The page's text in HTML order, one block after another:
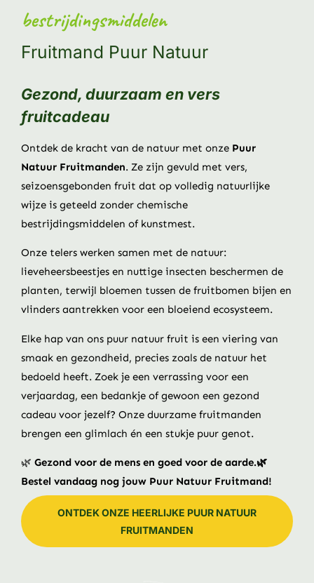
bestrijdingsmiddelen
Fruitmand Puur Natuur
Gezond, duurzaam en vers
fruitcadeau
Ontdek de kracht van de natuur met onze Puur
Natuur Fruitmanden. Ze zijn gevuld met vers,
seizoensgebonden fruit dat op volledig natuurlijke
wijze is geteeld zonder chemische
bestrijdingsmiddelen of kunstmest.
Onze telers werken samen met de natuur:
lieveheersbeestjes en nuttige insecten beschermen de
planten, terwijl bloemen tussen de fruitbomen bijen en
vlinders aantrekken voor een bloeiend ecosysteem.
Elke hap van ons puur natuur fruit is een viering van
smaak en gezondheid, precies zoals de natuur het
bedoeld heeft. Zoek je een verrassing voor een
verjaardag, een bedankje of gewoon een gezond
cadeau voor jezelf? Onze duurzame fruitmanden
brengen een glimlach én een stukje puur genot.
🌿 Gezond voor de mens en goed voor de aarde.🌿
Bestel vandaag nog jouw Puur Natuur Fruitmand!
ONTDEK ONZE HEERLIJKE PUUR NATUUR
FRUITMANDEN